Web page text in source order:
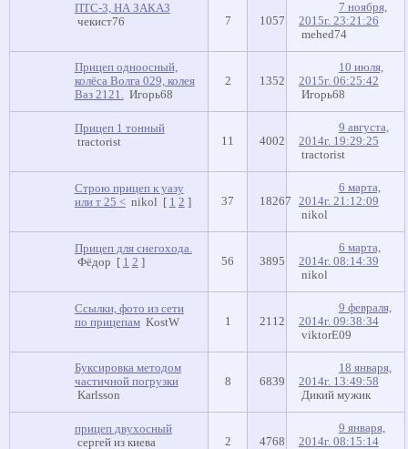
ПТС-3, НА ЗАКАЗ
чекист76
7 1057
7 ноября,
2015г. 23:21:26
mehed74
Прицеп одноосный,
колёса Волга 029, колея
Ваз 2121. Игорь68
2 1352
10 июля,
2015г. 06:25:42
Игорь68
Прицеп 1 тонный
tractorist
11 4002
9 августа,
2014г. 19:29:25
tractorist
Строю прицеп к уазу
или т 25 < nikol [ 1 2 ] 37 18267
6 марта,
2014г. 21:12:09
nikol
Прицеп для снегохода.
Фёдор
[ 1 2 ] 56 3895
6 марта,
2014г. 08:14:39
nikol
Ссылки, фото из сети
по прицепам KostW 1 2112
9 февраля,
2014г. 09:38:34
viktorE09
Буксировка методом
частичной погрузки
Karlsson
8 6839
18 января,
2014г. 13:49:58
Дикий мужик
прицеп двухосный
сергей из киева
2 4768
9 января,
2014г. 08:15:14